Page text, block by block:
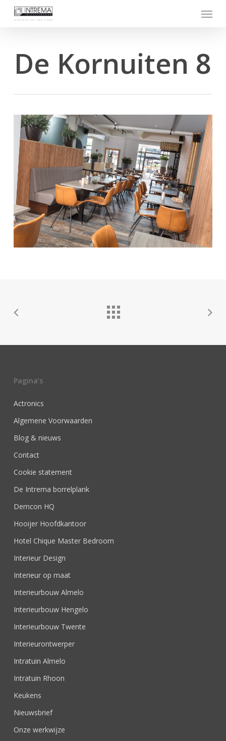
Menu
De Kornuiten 8
Pagina’s
Actronics
Algemene Voorwaarden
Blog & nieuws
Contact
Cookie statement
De Intrema borrelplank
Demcon HQ
Hooijer Hoofdkantoor
Hotel Chique Master Bedroom
Interieur Design
Interieur op maat
Interieurbouw Almelo
Interieurbouw Hengelo
Interieurbouw Twente
Interieurontwerper
Intratuin Almelo
Intratuin Rhoon
Keukens
Nieuwsbrief
Onze werkwijze